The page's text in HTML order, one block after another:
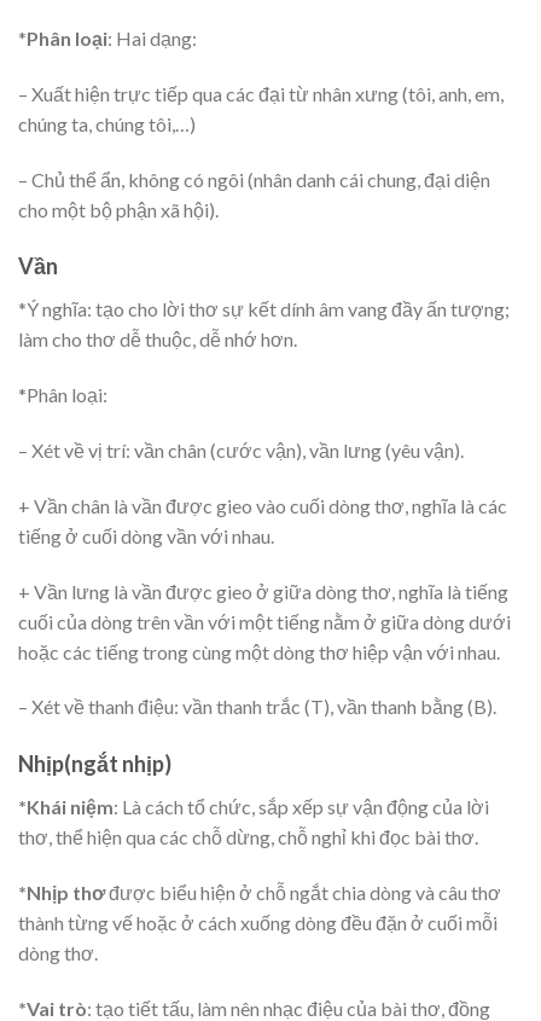
*Phân loại: Hai dạng:
– Xuất hiện trực tiếp qua các đại từ nhân xưng (tôi, anh, em,
chúng ta, chúng tôi,…)
– Chủ thể ẩn, không có ngôi (nhân danh cái chung, đại diện
cho một bộ phận xã hội).
Vần
*Ý nghĩa: tạo cho lời thơ sự kết dính âm vang đầy ấn tượng;
làm cho thơ dễ thuộc, dễ nhớ hơn.
*Phân loại:
– Xét về vị trí: vần chân (cước vận), vần lưng (yêu vận).
+ Vần chân là vần được gieo vào cuối dòng thơ, nghĩa là các
tiếng ở cuối dòng vần với nhau.
+ Vần lưng là vần được gieo ở giữa dòng thơ, nghĩa là tiếng
cuối của dòng trên vần với một tiếng nằm ở giữa dòng dưới
hoặc các tiếng trong cùng một dòng thơ hiệp vận với nhau.
– Xét về thanh điệu: vần thanh trắc (T), vần thanh bằng (B).
Nhịp(ngắt nhịp)
*Khái niệm: Là cách tổ chức, sắp xếp sự vận động của lời
thơ, thể hiện qua các chỗ dừng, chỗ nghỉ khi đọc bài thơ.
*Nhịp thơđược biểu hiện ở chỗ ngắt chia dòng và câu thơ
thành từng vế hoặc ở cách xuống dòng đều đặn ở cuối mỗi
dòng thơ.
*Vai trò: tạo tiết tấu, làm nên nhạc điệu của bài thơ, đồng